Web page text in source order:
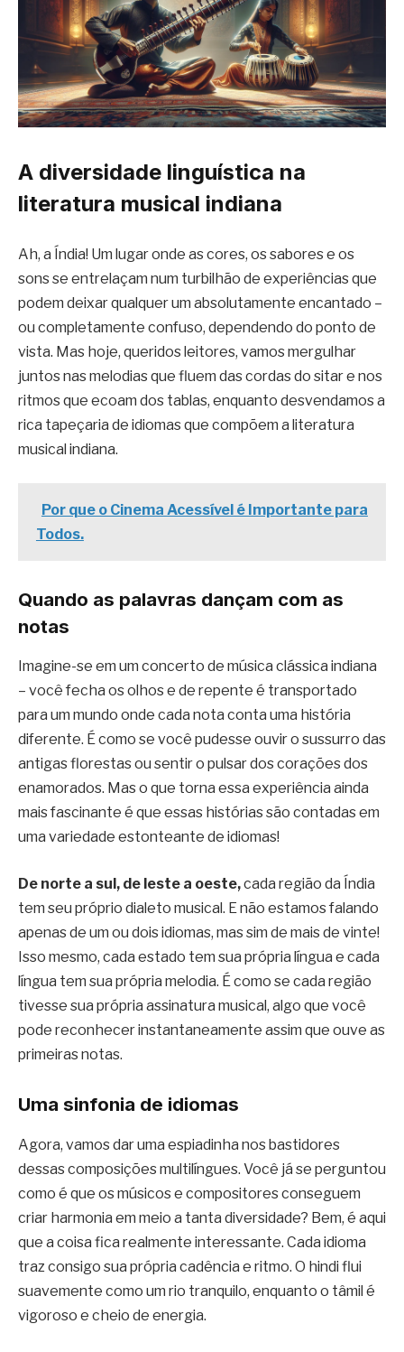
A diversidade linguística na
literatura musical indiana
Ah, a Índia! Um lugar onde as cores, os sabores e os
sons se entrelaçam num turbilhão de experiências que
podem deixar qualquer um absolutamente encantado –
ou completamente confuso, dependendo do ponto de
vista. Mas hoje, queridos leitores, vamos mergulhar
juntos nas melodias que fluem das cordas do sitar e nos
ritmos que ecoam dos tablas, enquanto desvendamos a
rica tapeçaria de idiomas que compõem a literatura
musical indiana.
Por que o Cinema Acessível é Importante para
Todos.
Quando as palavras dançam com as
notas
Imagine-se em um concerto de música clássica indiana
– você fecha os olhos e de repente é transportado
para um mundo onde cada nota conta uma história
diferente. É como se você pudesse ouvir o sussurro das
antigas florestas ou sentir o pulsar dos corações dos
enamorados. Mas o que torna essa experiência ainda
mais fascinante é que essas histórias são contadas em
uma variedade estonteante de idiomas!
De norte a sul, de leste a oeste,cada região da Índia
tem seu próprio dialeto musical. E não estamos falando
apenas de um ou dois idiomas, mas sim de mais de vinte!
Isso mesmo, cada estado tem sua própria língua e cada
língua tem sua própria melodia. É como se cada região
tivesse sua própria assinatura musical, algo que você
pode reconhecer instantaneamente assim que ouve as
primeiras notas.
Uma sinfonia de idiomas
Agora, vamos dar uma espiadinha nos bastidores
dessas composições multilíngues. Você já se perguntou
como é que os músicos e compositores conseguem
criar harmonia em meio a tanta diversidade? Bem, é aqui
que a coisa fica realmente interessante. Cada idioma
traz consigo sua própria cadência e ritmo. O hindi flui
suavemente como um rio tranquilo, enquanto o tâmil é
vigoroso e cheio de energia.